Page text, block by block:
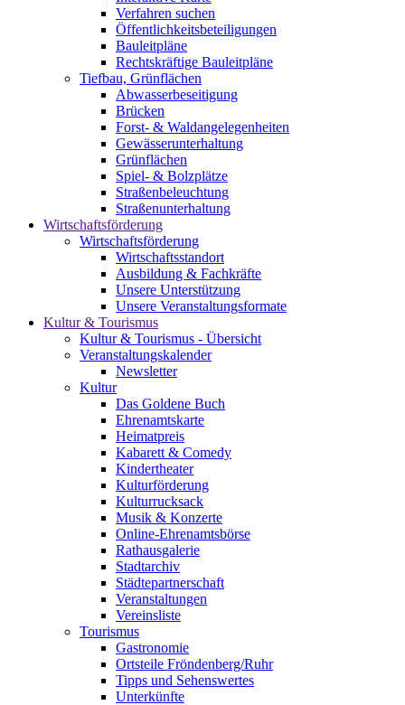
Verfahren suchen
Öffentlichkeitsbeteiligungen
Bauleitpläne
Rechtskräftige Bauleitpläne
Tiefbau, Grünflächen
Abwasserbeseitigung
Brücken
Forst- & Waldangelegenheiten
Gewässerunterhaltung
Grünflächen
Spiel- & Bolzplätze
Straßenbeleuchtung
Straßenunterhaltung
Wirtschaftsförderung
Wirtschaftsförderung
Wirtschaftsstandort
Ausbildung & Fachkräfte
Unsere Unterstützung
Unsere Veranstaltungsformate
Kultur & Tourismus
Kultur & Tourismus - Übersicht
Veranstaltungskalender
Newsletter
Kultur
Das Goldene Buch
Ehrenamtskarte
Heimatpreis
Kabarett & Comedy
Kindertheater
Kulturförderung
Kulturrucksack
Musik & Konzerte
Online-Ehrenamtsbörse
Rathausgalerie
Stadtarchiv
Städtepartnerschaft
Veranstaltungen
Vereinsliste
Tourismus
Gastronomie
Ortsteile Fröndenberg/Ruhr
Tipps und Sehenswertes
Unterkünfte